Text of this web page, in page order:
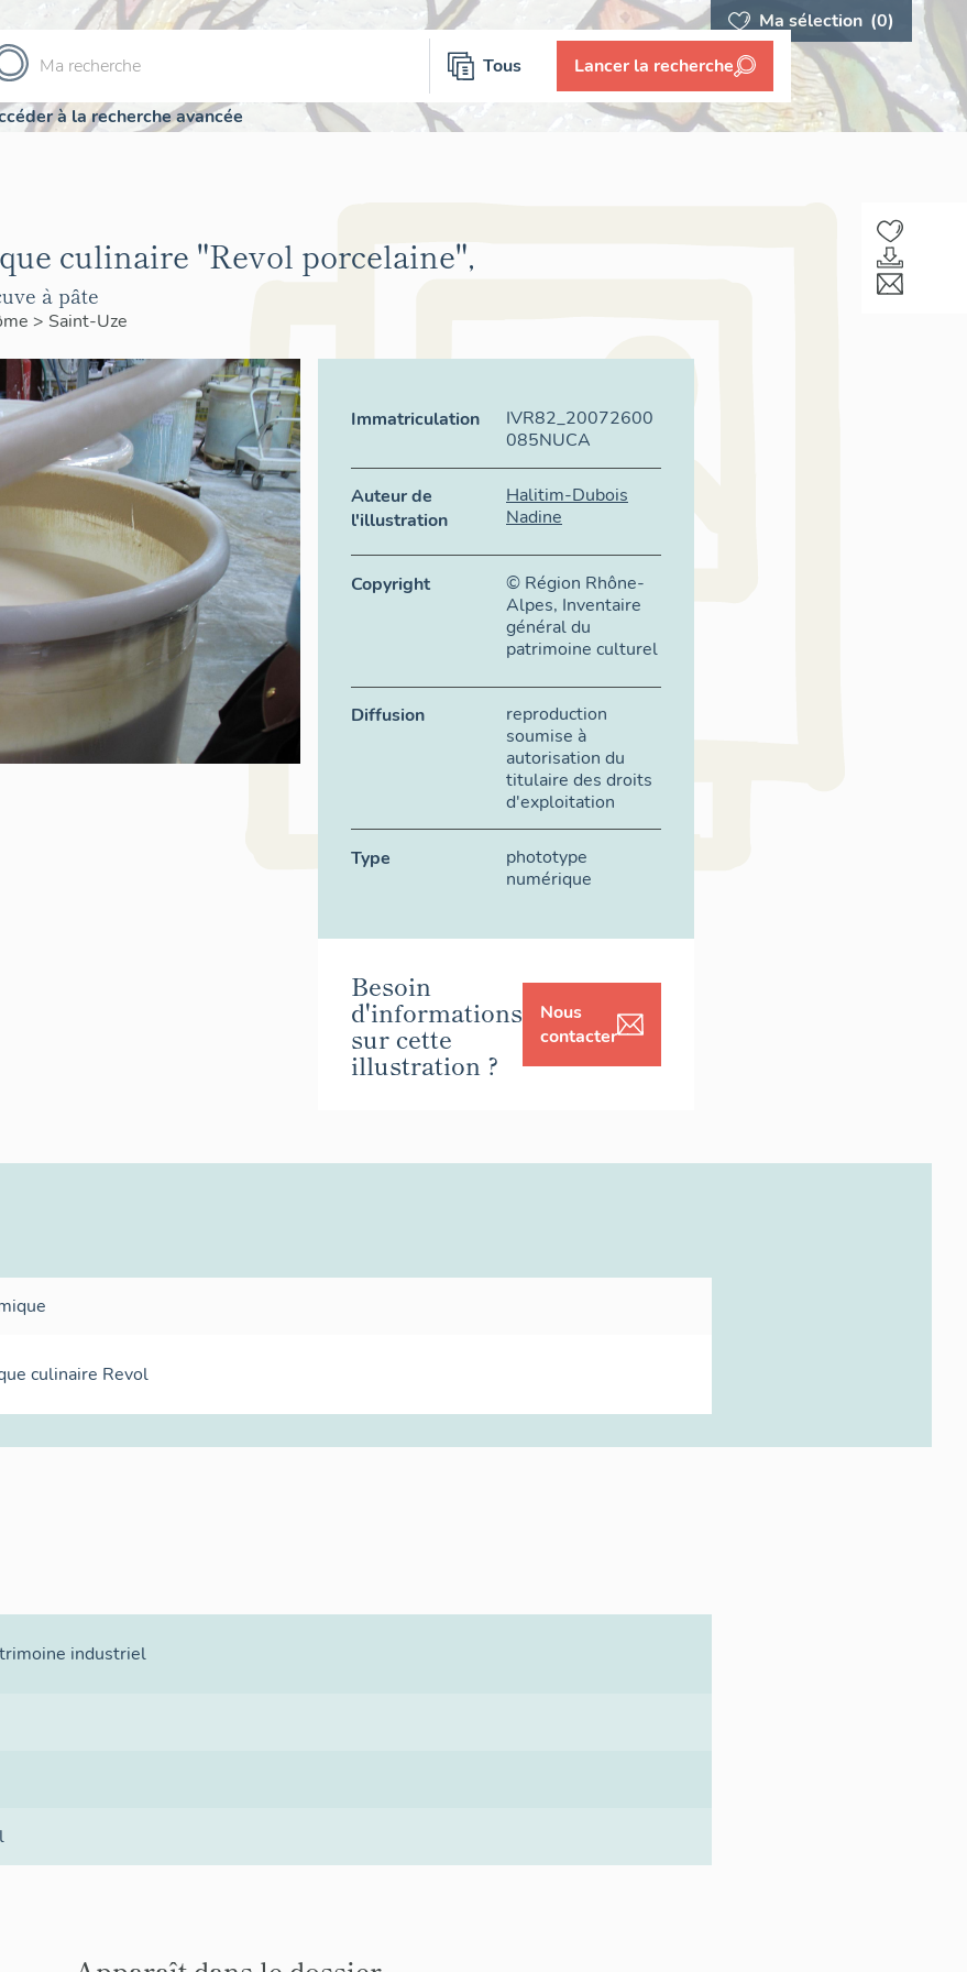
Ma sélection (0)
Tous Lancer la recherche
à la recherche avancée
culinaire "Revol porcelaine",
à pâte
> Saint-Uze
Immatriculation
IVR82_20072600
085NUCA
Auteur de
l'illustration
Halitim-Dubois
Nadine
Copyright
© Région Rhône-
Alpes, Inventaire
général du
patrimoine culturel
Diffusion
reproduction
soumise à
autorisation du
titulaire des droits
d'exploitation
Type
phototype
numérique
Besoin
d'informations
sur cette
illustration ?
Nous
contacter
culinaire Revol
industriel